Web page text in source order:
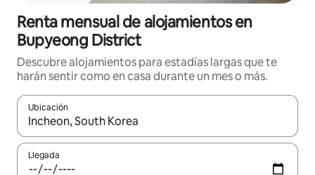
Renta mensual de alojamientos en
Bupyeong District
Descubre alojamientos para estadías largas que te
harán sentir como en casa durante un mes o más.
Ubicación
Cuando los resultados estén disponibles, navega con las
Llegada